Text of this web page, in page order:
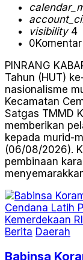
visibility4
0Komentar
PINRANG
Tahun (HUT)
nasionalisme
Kecamatan
Satgas TMMD
memberikan
kepada murid-
(06/08/2026).
pembinaan
Berita Daerah
Babinsa